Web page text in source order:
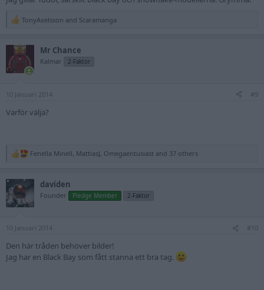
R
t
i
o
s
TonyAxelsson and Scaramanga
Mr Chance
Kalmar 2-Faktor
10 Januari 2014 #9
Varför välja?
R
t
i
o
s
Fenella Minell, MattiasJ, Omegaentusiast and 37 others
daviden
Founder Pledge Member 2-Faktor
10 Januari 2014 #10
Den här tråden behöver bilder!
Jag har en Black Bay som fått stanna ett bra tag.